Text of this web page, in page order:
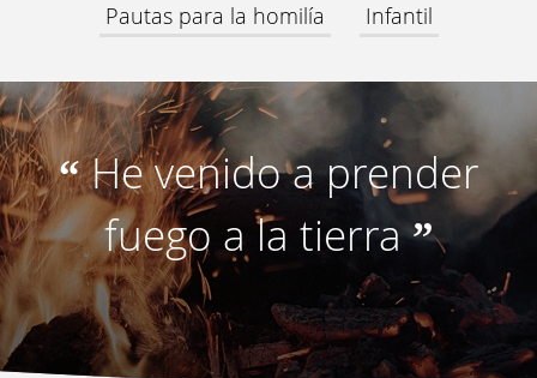
Pautas para la homilía Infantil
“He venido a prender
fuego a la tierra”